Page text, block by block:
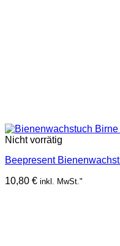
Nicht vorrätig
Beepresent
10,80 € inkl. MwSt."